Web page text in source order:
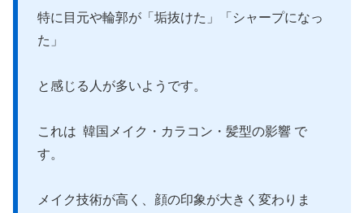
特に目元や輪郭が「垢抜けた」「シャープになっ
た」
と感じる人が多いようです。
これは 韓国メイク・カラコン・髪型の影響 で
す。
メイク技術が高く、顔の印象が大きく変わりま